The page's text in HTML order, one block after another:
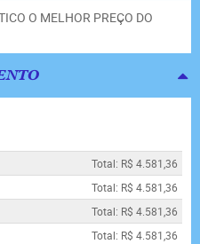
O MELHOR PREÇO DO
Total: R$ 4.581,36
Total: R$ 4.581,36
Total: R$ 4.581,36
Total: R$ 4.581,36